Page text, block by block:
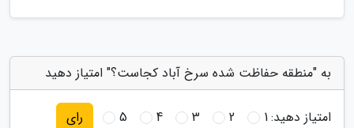
به "منطقه حفاظت شده سرخ آباد کجاست؟" امتیاز دهید
امتیاز دهید:1
2
3
4
5 رای